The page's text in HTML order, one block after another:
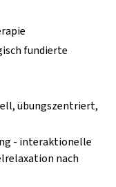
fundierte
übungszentriert,
- interaktionelle
nach